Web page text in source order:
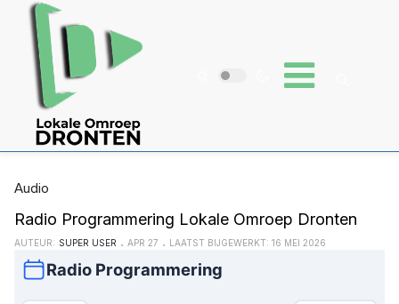
Audio
Radio Programmering Lokale Omroep Dronten
AUTEUR: SUPER USER APR 27 LAATST BIJGEWERKT: 16 MEI 2026